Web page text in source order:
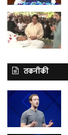
तकनीकी